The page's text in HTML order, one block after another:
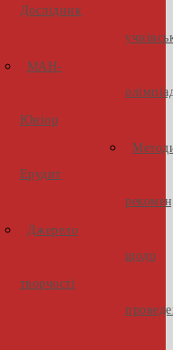
Дослідник
МАН-
Юніор
Ерудит
Джерело
творчості
щодо